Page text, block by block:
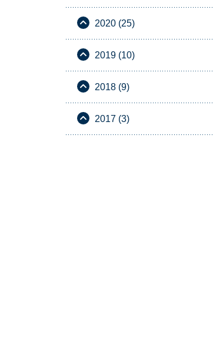
2020 (25)
2019 (10)
2018 (9)
2017 (3)